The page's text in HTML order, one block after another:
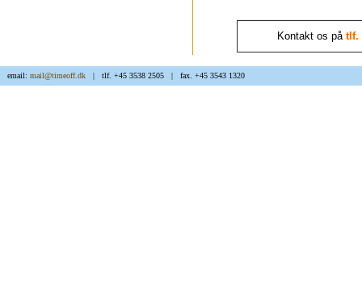
Kontakt os påtlf.
email: mail@timeoff.dk | tlf. +45 3538 2505 | fax. +45 3543 1320